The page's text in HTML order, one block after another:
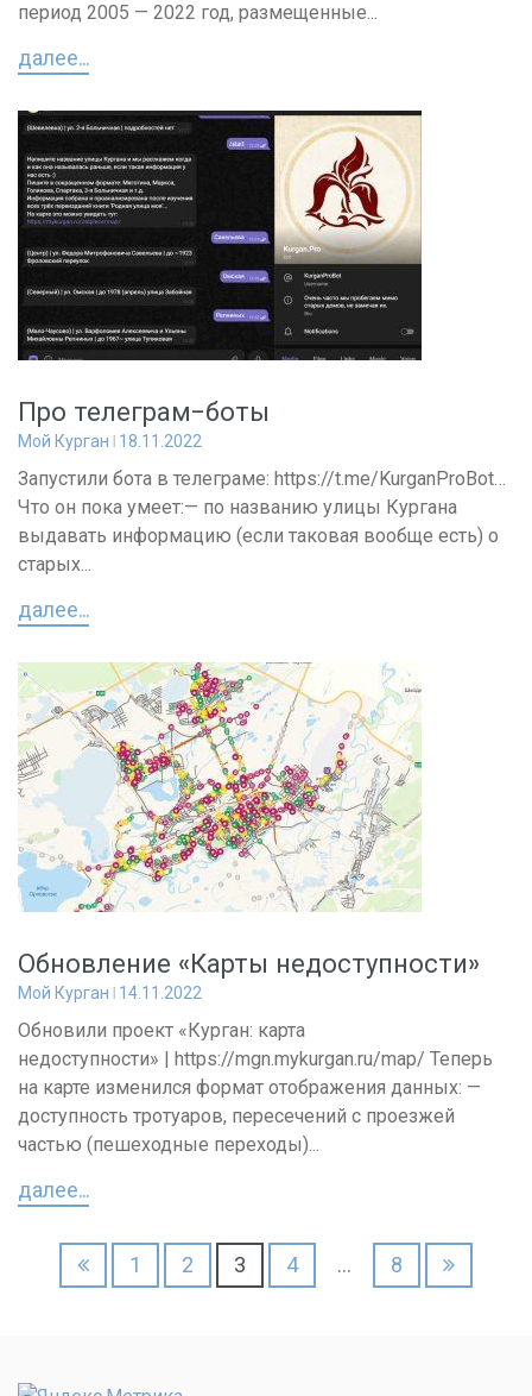
период 2005 — 2022 год, размещенные...
далее...
Про телеграм-боты
Мой Курган 18.11.2022
Запустили бота в телеграме: https://t.me/KurganProBot…
Что он пока умеет:— по названию улицы Кургана
выдавать информацию (если таковая вообще есть) о
старых...
далее...
Обновление «Карты недоступности»
Мой Курган 14.11.2022
Обновили проект «Курган: карта
недоступности» | https://mgn.mykurgan.ru/map/ Теперь
на карте изменился формат отображения данных: —
доступность тротуаров, пересечений с проезжей
частью (пешеходные переходы)...
далее...
Пагинация
записей
1 2 3 4 … 8